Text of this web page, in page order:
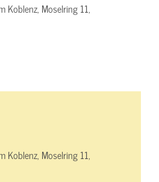
Koblenz, Moselring 11,
Koblenz, Moselring 11,